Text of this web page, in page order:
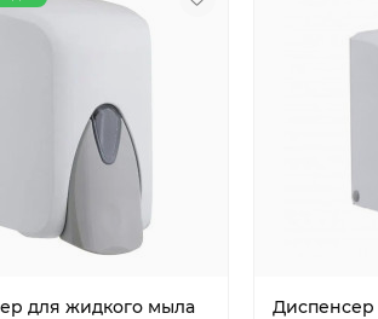
для жидкого мыла
Диспенсер